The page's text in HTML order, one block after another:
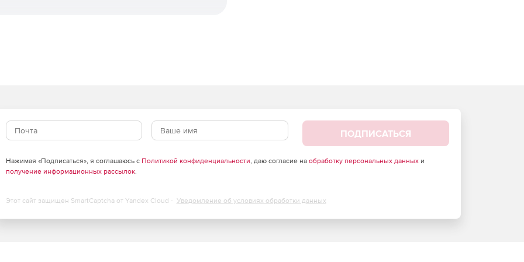
устройства и позволяет при
для мобильного браузера.
кода на картинке,
настройки обработки загружаемых
ПОДПИСАТЬСЯ
Нажимая «Подписаться», я соглашаюсь с Политикой конфиденциальности, даю согласие на обработку персональных данныхи
получение информационных рассылок.
Этот сайт защищен SmartCaptcha от Yandex Cloud - Уведомление об условиях обработки данных